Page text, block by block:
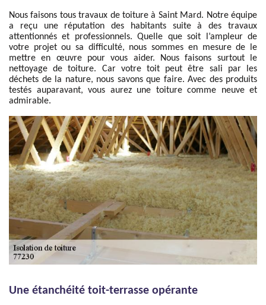
Nous faisons tous travaux de toiture à Saint Mard. Notre équipe
a reçu une réputation des habitants suite à des travaux
attentionnés et professionnels. Quelle que soit l’ampleur de
votre projet ou sa difficulté, nous sommes en mesure de le
mettre en œuvre pour vous aider. Nous faisons surtout le
nettoyage de toiture. Car votre toit peut être sali par les
déchets de la nature, nous savons que faire. Avec des produits
testés auparavant, vous aurez une toiture comme neuve et
admirable.
Une étanchéité toit-terrasse opérante